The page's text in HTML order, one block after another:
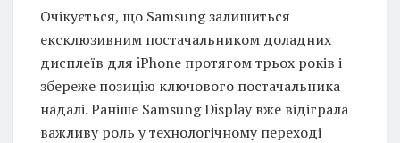
Очікується, що Samsung залишиться
ексклюзивним постачальником доладних
дисплеїв для iPhone протягом трьох років і
збереже позицію ключового постачальника
надалі. Раніше Samsung Display вже відіграла
важливу роль у технологічному переході